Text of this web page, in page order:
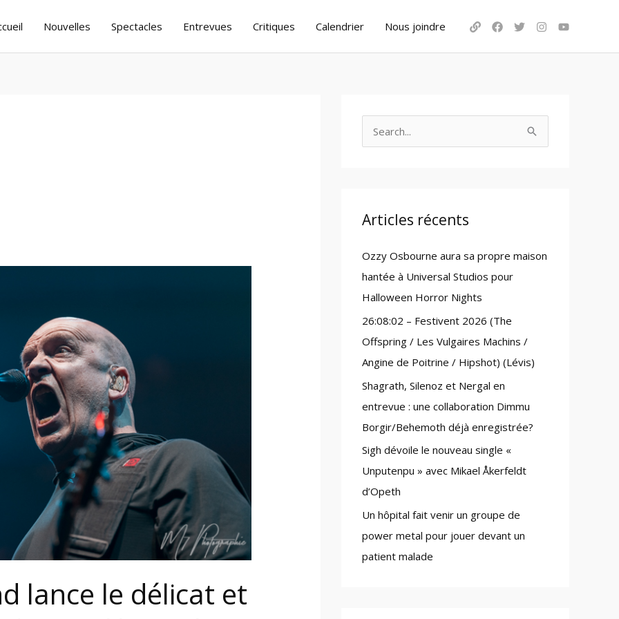
Nouvelles Spectacles Entrevues Critiques Calendrier Nous joindre
lance le délicat et
c
f
o
r
:
Articles récents
Ozzy Osbourne aura sa propre maison
hantée à Universal Studios pour
Halloween Horror Nights
26:08:02 – Festivent 2026 (The
Offspring / Les Vulgaires Machins /
Angine de Poitrine / Hipshot) (Lévis)
Shagrath, Silenoz et Nergal en
entrevue : une collaboration Dimmu
Borgir/Behemoth déjà enregistrée?
Sigh dévoile le nouveau single «
Unputenpu » avec Mikael Åkerfeldt
d’Opeth
Un hôpital fait venir un groupe de
power metal pour jouer devant un
patient malade